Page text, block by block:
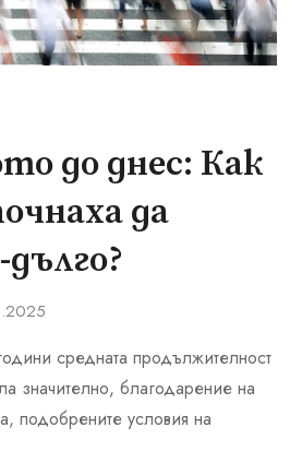
до днес: Как
да
средната продължителност
значително, благодарение на
подобрените условия на